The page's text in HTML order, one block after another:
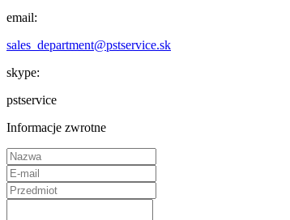
email:
sales_department@pstservice.sk
skype:
pstservice
Informacje zwrotne